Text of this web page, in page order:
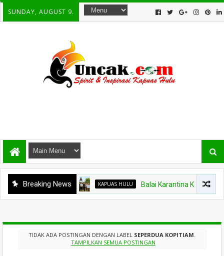
SUNDAY, AUGUST 9.
Breaking News KAPUAS HULU Balai Karantina Kalbar Tinjau
TIDAK ADA POSTINGAN DENGAN LABEL SEPERDUA KOPITIAM.
TAMPILKAN SEMUA POSTINGAN